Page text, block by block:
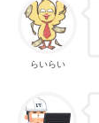
らいらい